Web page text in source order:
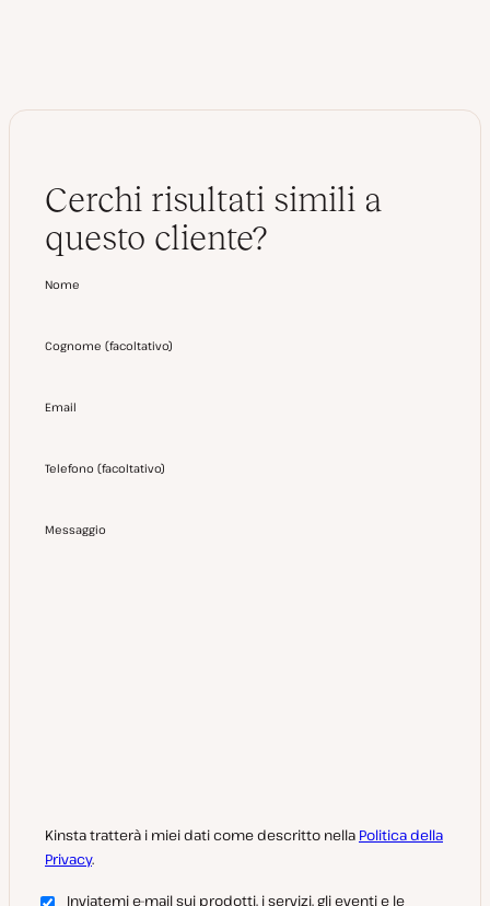
Cerchi risultati simili a
questo cliente?
Nome
Cognome (facoltativo)
Email
Telefono (facoltativo)
Messaggio
Kinsta tratterà i miei dati come descritto nella Politica della
Privacy.
Inviatemi e-mail sui prodotti, i servizi, gli eventi e le